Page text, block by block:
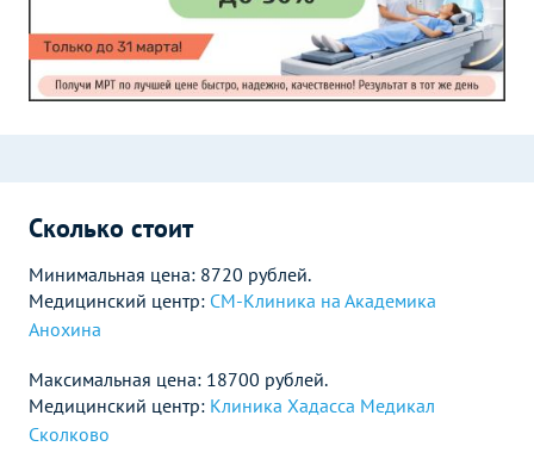
Сколько стоит
Минимальная цена: 8720 рублей.
Медицинский центр: СМ-Клиника на Академика
Анохина
Максимальная цена: 18700 рублей.
Медицинский центр: Клиника Хадасса Медикал
Сколково